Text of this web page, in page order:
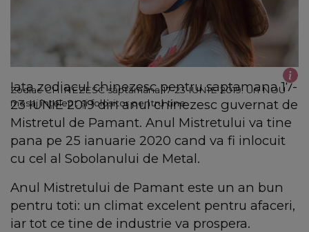
Zodiac CHINEZESC săptămâna 17-23 IUNIE 2019. Un NOU
mesaj înțelept și folositor pentru tine
Iata zodiacul chinezesc pentru saptamana 17-
23 IUNIE 2019 din anul chinezesc guvernat de
Mistretul de Pamant. Anul Mistretului va tine
pana pe 25 ianuarie 2020 cand va fi inlocuit
cu cel al Sobolanului de Metal.
Anul Mistretului de Pamant este un an bun
pentru toti: un climat excelent pentru afaceri,
iar tot ce tine de industrie va prospera.